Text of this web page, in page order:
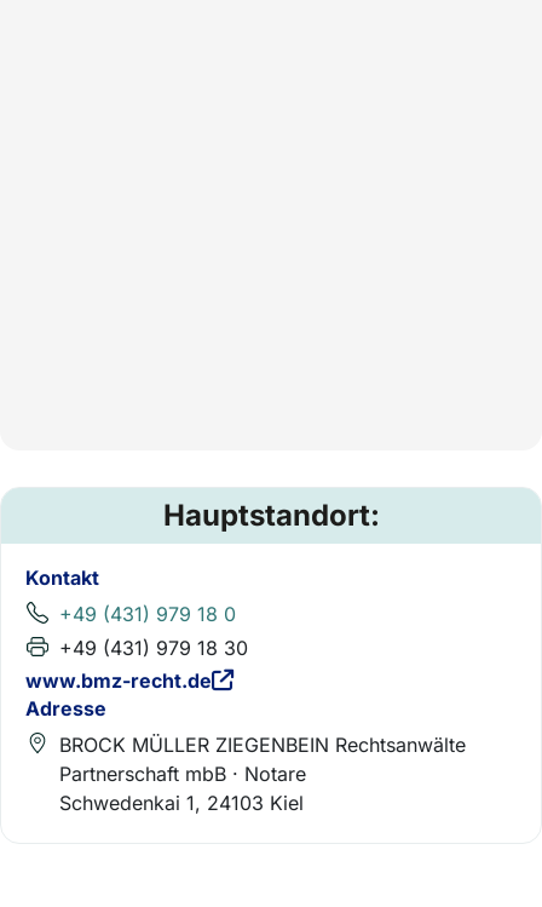
Hauptstandort:
Kontakt
+49 (431) 979 18 0
+49 (431) 979 18 30
www.bmz-recht.de
Adresse
BROCK MÜLLER ZIEGENBEIN Rechtsanwälte
Partnerschaft mbB · Notare
Schwedenkai 1, 24103 Kiel